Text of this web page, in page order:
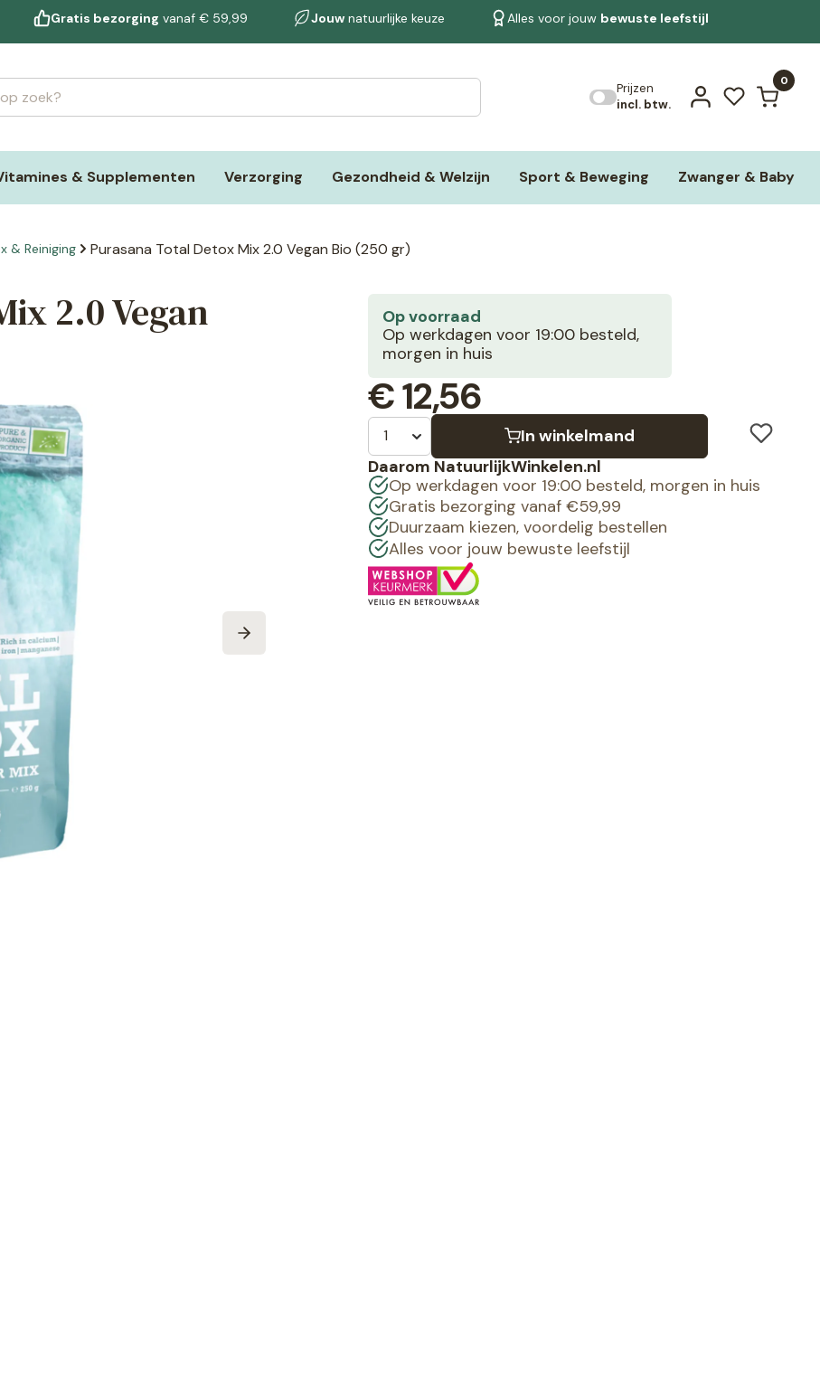
Gratis bezorging vanaf € 59,99 Jouwnatuurlijke keuze Alles voor jouw bewuste leefstijl
Prijzen
incl. btw.
0
& Supplementen Verzorging Gezondheid & Welzijn Sport & Beweging Zwanger & Baby
Bekijk alle resultaten
& Reiniging Purasana Total Detox Mix 2.0 Vegan Bio (250 gr)
2.0 Vegan
Op voorraad
Op werkdagen voor 19:00 besteld,
morgen in huis
€12,56
In winkelmand
Daarom NatuurlijkWinkelen.nl
Op werkdagen voor 19:00 besteld, morgen in huis
Gratis bezorging vanaf €59,99
Duurzaam kiezen, voordelig bestellen
Alles voor jouw bewuste leefstijl